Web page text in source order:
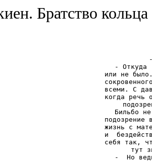
Братство кольца
- Откуда
или не
всеми. С
когда речь
Бильбо
жизнь с
и
себя так,
тут
-  Но